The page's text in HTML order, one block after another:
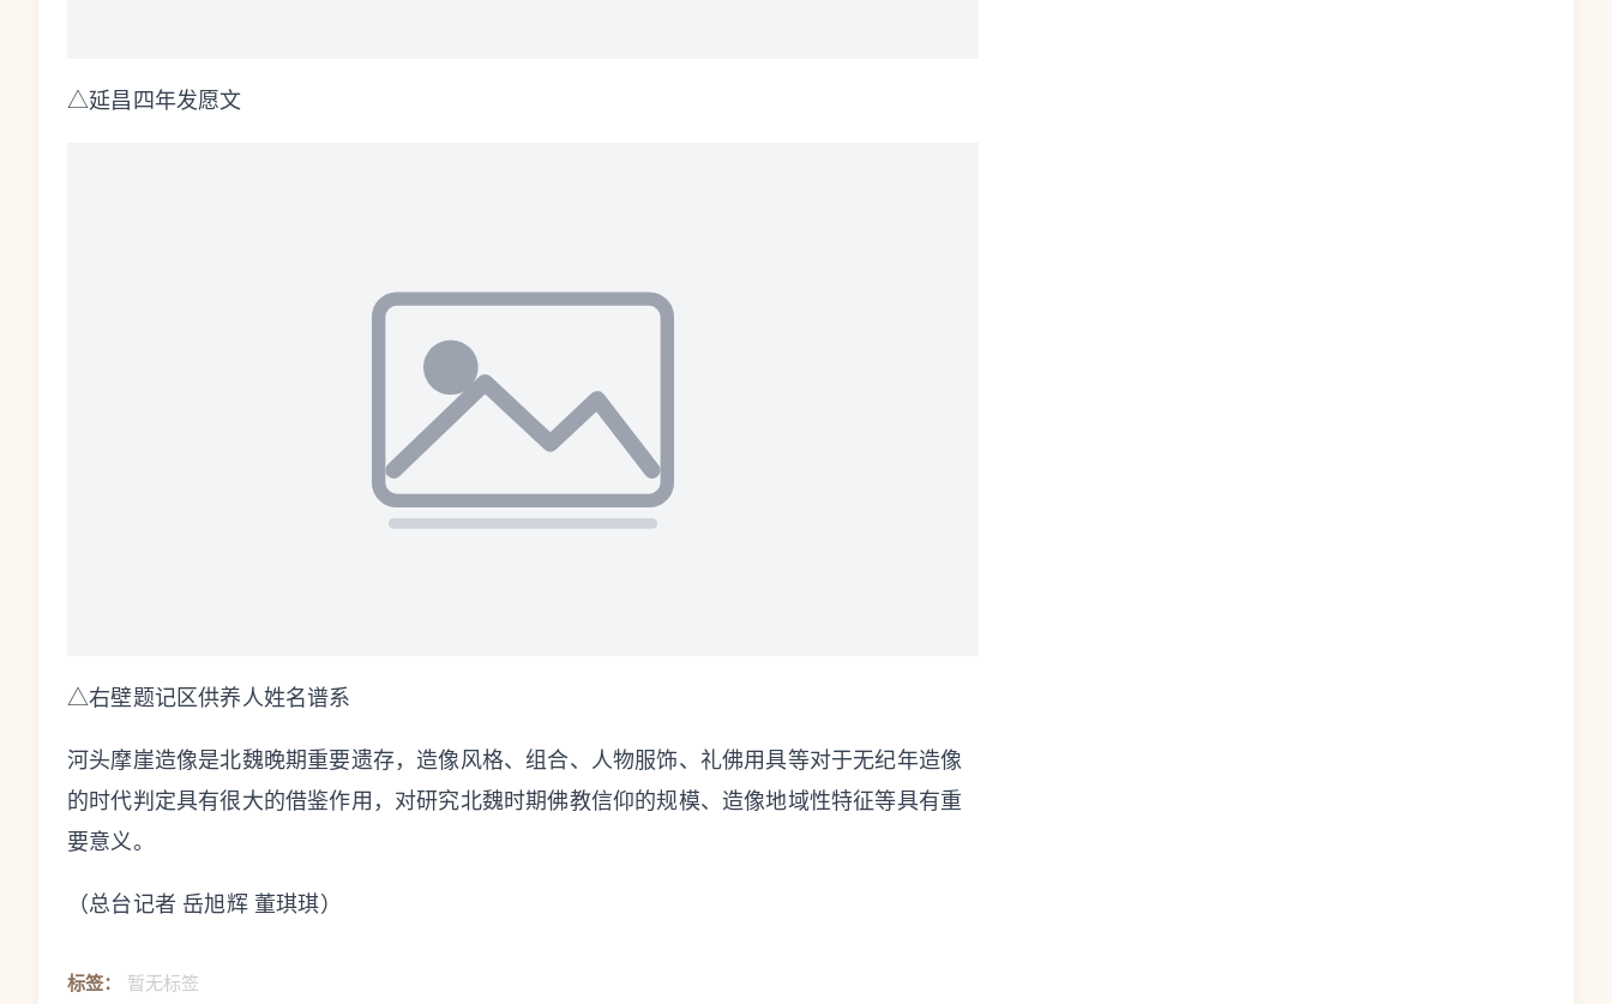
△延昌四年发愿文
△右壁题记区供养人姓名谱系
河头摩崖造像是北魏晚期重要遗存，造像风格、组合、人物服饰、礼佛用具等对于无纪年造像
的时代判定具有很大的借鉴作用，对研究北魏时期佛教信仰的规模、造像地域性特征等具有重
要意义。
（总台记者 岳旭辉 董琪琪）
标签： 暂无标签